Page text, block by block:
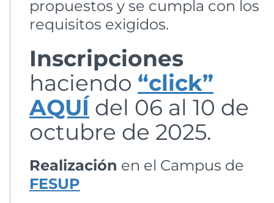
propuestos y se cumpla con los
requisitos exigidos.
Inscripciones
haciendo “click”
AQUÍ del 06 al 10 de
octubre de 2025.
Realización en el Campus de
FESUP